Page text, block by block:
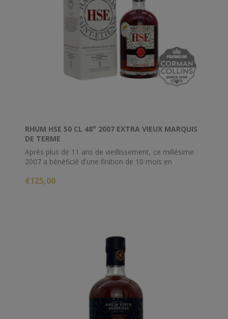
RHUM HSE 50 CL 48° 2007 EXTRA VIEUX MARQUIS
DE TERME
Après plus de 11 ans de vieillissement, ce millésime
2007 a bénéficié d'une finition de 10 mois en
Terme.
€125,00